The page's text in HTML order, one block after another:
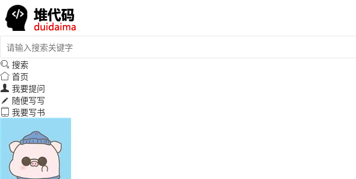
 搜索
 首页
 我要提问
 随便写写
 我要写书